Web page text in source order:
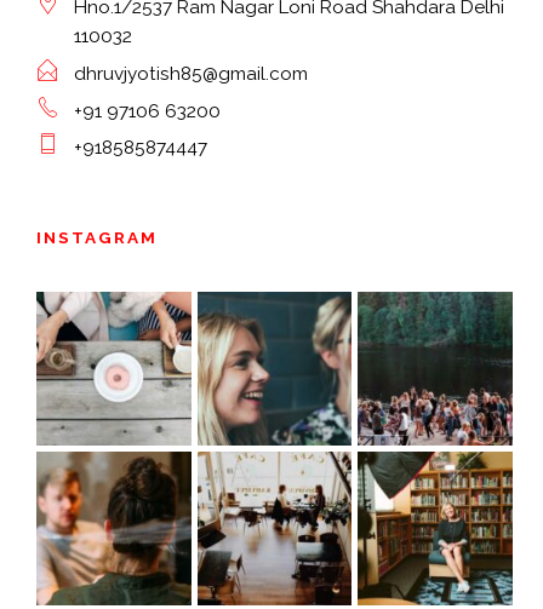
Hno.1/2537 Ram Nagar Loni Road Shahdara Delhi
110032
dhruvjyotish85@gmail.com
+91 97106 63200
+918585874447
INSTAGRAM